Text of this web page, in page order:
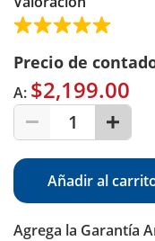
Precio de
A: $2,199.00
1
Añadir al
Agrega la Garantía